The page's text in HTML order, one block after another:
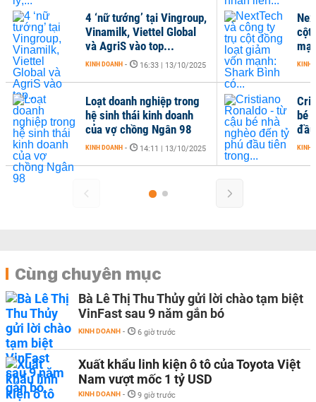
4 ‘nữ tướng’ tại Vingroup,
Vinamilk, Viettel Global
và AgriS vào top...
KINH DOANH - 16:33 | 13/10/2025
Loạt doanh nghiệp trong
hệ sinh thái kinh doanh
của vợ chồng Ngân 98
KINH DOANH - 14:11 | 13/10/2025
cột
KINH
bé
KINH
Cùng chuyên mục
Bà Lê Thị Thu Thủy gửi lời chào tạm biệt
VinFast sau 9 năm gắn bó
KINH DOANH - 6 giờ trước
Xuất khẩu linh kiện ô tô của Toyota Việt
Nam vượt mốc 1 tỷ USD
KINH DOANH - 9 giờ trước